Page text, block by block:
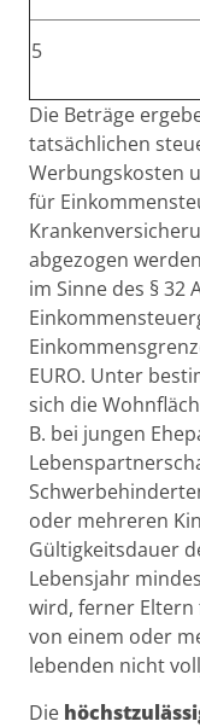
5
Die Beträge
tatsächlichen
Werbungskosten
für
abgezogen
im Sinne des § 32
EURO. Unter
sich die
B. bei jungen
oder mehreren
Gültigkeitsdauer
Lebensjahr
wird, ferner
von einem oder
lebenden nicht
Die